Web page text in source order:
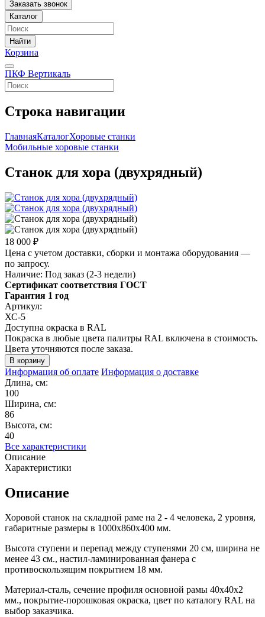
Заказать звонок
Каталог
Найти
Корзина
ПКФ Вертикаль
Строка навигации
ГлавнаяКаталогХоровые станки
Мобильные хоровые станки
Станок для хора (двухрядный)
18 000 ₽
Цена с учетом доставки, сборки и монтажа оборудования —
по запросу.
Наличие: Под заказ (2-3 недели)
Сертификат соответствия ГОСТ
Гарантия 1 год
Артикул:
ХС-5
Доступна окраска в RAL
Покраска в любые цвета палитры RAL включена в стоимость.
Цвета уточняются после заказа.
Информация об оплате Информация о доставке
Длина, см:
100
Ширина, см:
86
Высота, см:
40
Все характеристики
Описание
Характеристики
Описание
Хоровой станок на складной раме на 2 - 4 человека, 2 уровня,
габаритные размеры в 1000х860х400 мм.
Высота ступени и перепад между ступенями 20 см, ширина не
менее 43 см., настил-ламинированная фанера с
противоскользящим покрытием 18 мм.
Материал-сталь, сечение профиля основной рамы 40х40х2
мм., покрытие-порошковая окраска, цвет по каталогу RAL на
выбор заказчика.